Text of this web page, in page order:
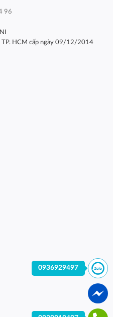
96
HCM cấp ngày 09/12/2014
0936929497